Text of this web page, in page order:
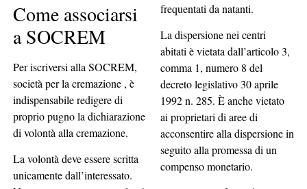
Come associarsi
a SOCREM
Per iscriversi alla SOCREM,
società per la cremazione , è
indispensabile redigere di
proprio pugno la dichiarazione
di volontà alla cremazione.
La volontà deve essere scritta
unicamente dall’interessato.
frequentati da natanti.
La dispersione nei centri
abitati è vietata dall’articolo 3,
comma 1, numero 8 del
decreto legislativo 30 aprile
1992 n. 285. È anche vietato
ai proprietari di aree di
acconsentire alla dispersione in
seguito alla promessa di un
compenso monetario.